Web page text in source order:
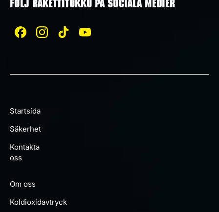
FÖLJ RAKETTITUKKU PÅ SOCIALA MEDIER
Startsida
Säkerhet
Kontakta
oss
Om oss
Koldioxidavtryck